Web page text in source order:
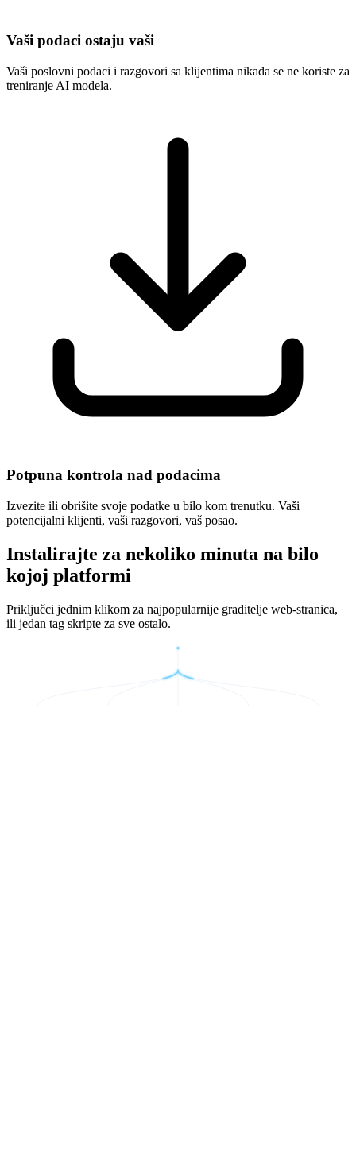
Vaši podaci ostaju vaši
Vaši poslovni podaci i razgovori sa klijentima nikada se ne koriste za
treniranje AI modela.
Potpuna kontrola nad podacima
Izvezite ili obrišite svoje podatke u bilo kom trenutku. Vaši
potencijalni klijenti, vaši razgovori, vaš posao.
Instalirajte za nekoliko minuta na bilo
kojoj platformi
Priključci jednim klikom za najpopularnije graditelje web-stranica,
ili jedan tag skripte za sve ostalo.